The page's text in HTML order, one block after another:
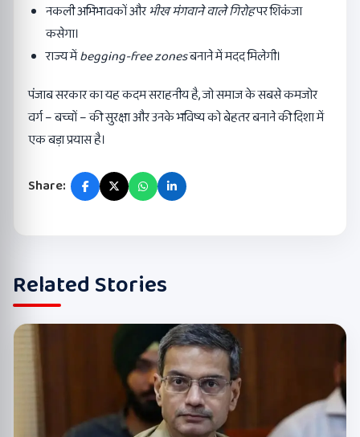
नकली अभिभावकों औरभीख मंगवाने वाले गिरोहपर शिकंजा
कसेगा।
राज्य मेंbegging-free zonesबनाने में मदद मिलेगी।
पंजाब सरकार का यह कदम सराहनीय है, जो समाज के सबसे कमजोर
वर्ग – बच्चों – की सुरक्षा और उनके भविष्य को बेहतर बनाने की दिशा में
एक बड़ा प्रयास है।
Share:
Related Stories